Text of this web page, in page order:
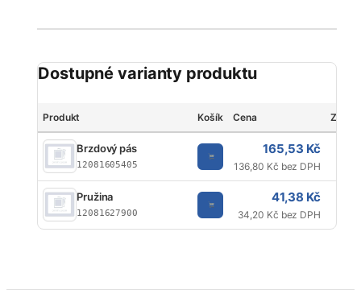
Dostupné varianty produktu
Produkt Košík Cena
Brzdový pás
12081605405
165,53 Kč
136,80 Kč bez DPH
Pružina
12081627900
41,38 Kč
34,20 Kč bez DPH